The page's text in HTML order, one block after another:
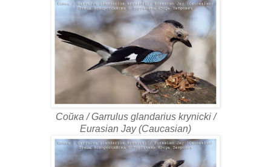
Сойка / Garrulus glandarius krynicki /
Eurasian Jay (Caucasian)